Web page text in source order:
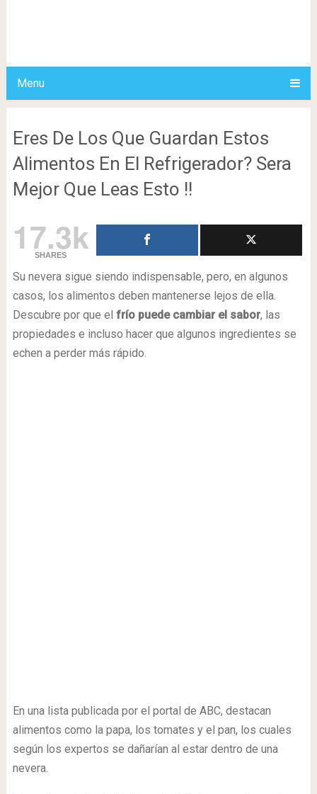
Menu
Eres De Los Que Guardan Estos
Alimentos En El Refrigerador? Sera
Mejor Que Leas Esto !!
17.3k
SHARES
Su nevera sigue siendo indispensable, pero, en algunos
casos, los alimentos deben mantenerse lejos de ella.
Descubre por que el frío puede cambiar el sabor, las
propiedades e incluso hacer que algunos ingredientes se
echen a perder más rápido.
En una lista publicada por el portal de ABC, destacan
alimentos como la papa, los tomates y el pan, los cuales
según los expertos se dañarían al estar dentro de una
nevera.